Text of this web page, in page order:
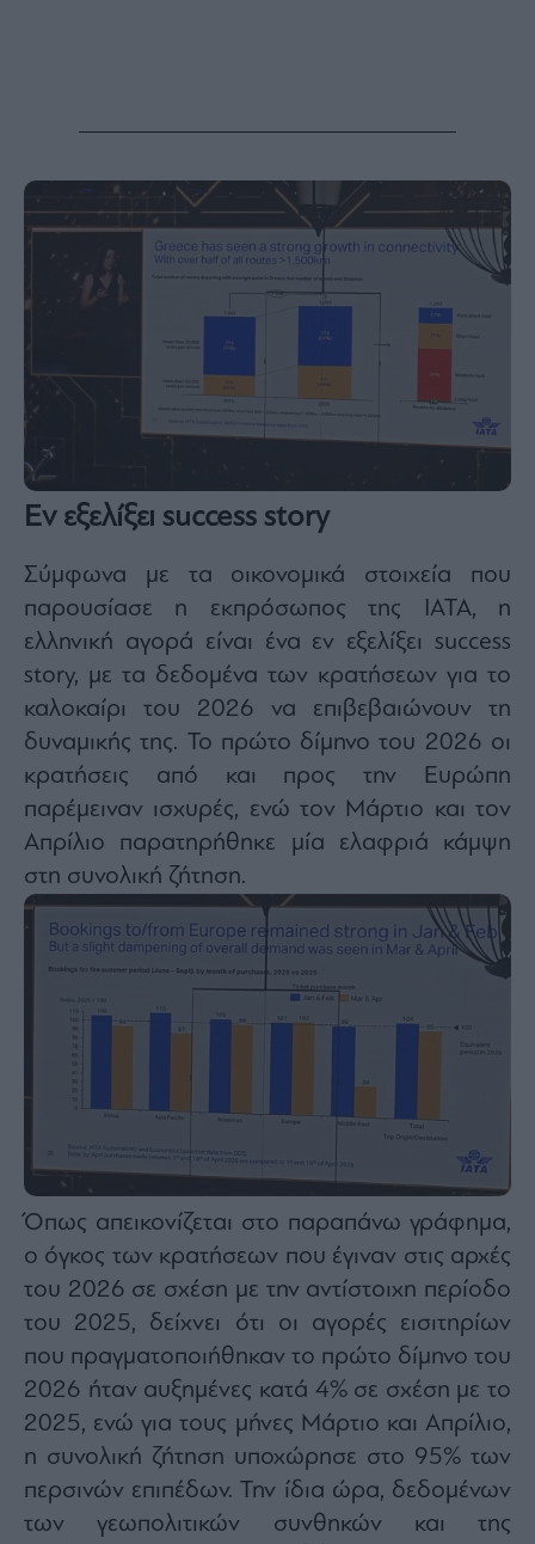
Εν εξελίξει success story
Σύμφωνα με τα οικονομικά στοιχεία που
παρουσίασε η εκπρόσωπος της ΙΑΤΑ, η
ελληνική αγορά είναι ένα εν εξελίξει success
story, με τα δεδομένα των κρατήσεων για το
καλοκαίρι του 2026 να επιβεβαιώνουν τη
δυναμικής της. Το πρώτο δίμηνο του 2026 οι
κρατήσεις από και προς την Ευρώπη
παρέμειναν ισχυρές, ενώ τον Μάρτιο και τον
Απρίλιο παρατηρήθηκε μία ελαφριά κάμψη
στη συνολική ζήτηση.
Όπως απεικονίζεται στο παραπάνω γράφημα,
ο όγκος των κρατήσεων που έγιναν στις αρχές
του 2026 σε σχέση με την αντίστοιχη περίοδο
του 2025, δείχνει ότι οι αγορές εισιτηρίων
που πραγματοποιήθηκαν το πρώτο δίμηνο του
2026 ήταν αυξημένες κατά 4% σε σχέση με το
2025, ενώ για τους μήνες Μάρτιο και Απρίλιο,
η συνολική ζήτηση υποχώρησε στο 95% των
περσινών επιπέδων. Την ίδια ώρα, δεδομένων
των γεωπολιτικών συνθηκών και της